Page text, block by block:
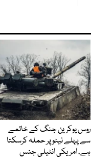
روس یوکرین جنگ کے خاتمے
سے پہلے نیٹو پر حملہ کرسکتا
ہے، امریکی انٹیلی جنس